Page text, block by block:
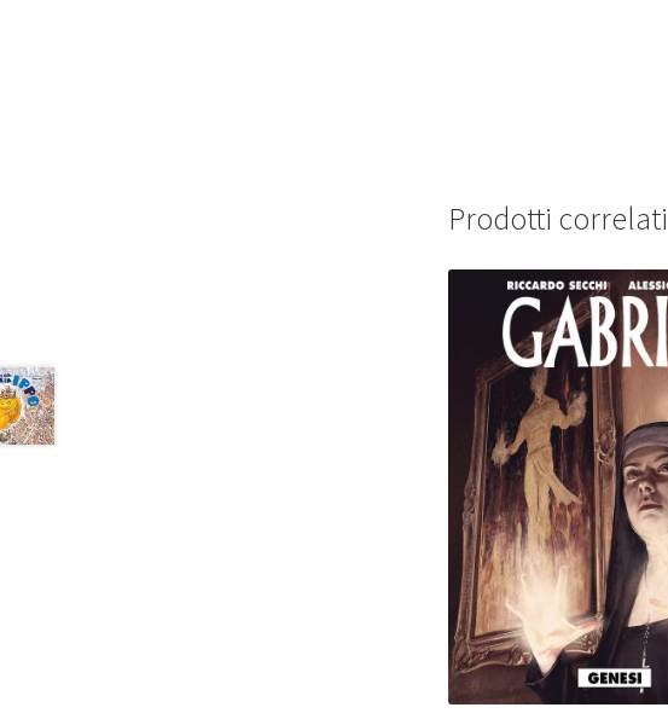
Prodotti correlati